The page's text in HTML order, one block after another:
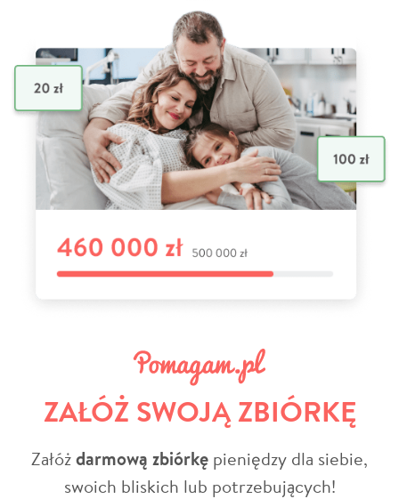
ZAŁÓŻ SWOJĄ ZBIÓRKĘ
Załóżdarmową zbiórkę pieniędzy dla siebie,
swoich bliskich lub potrzebujących!